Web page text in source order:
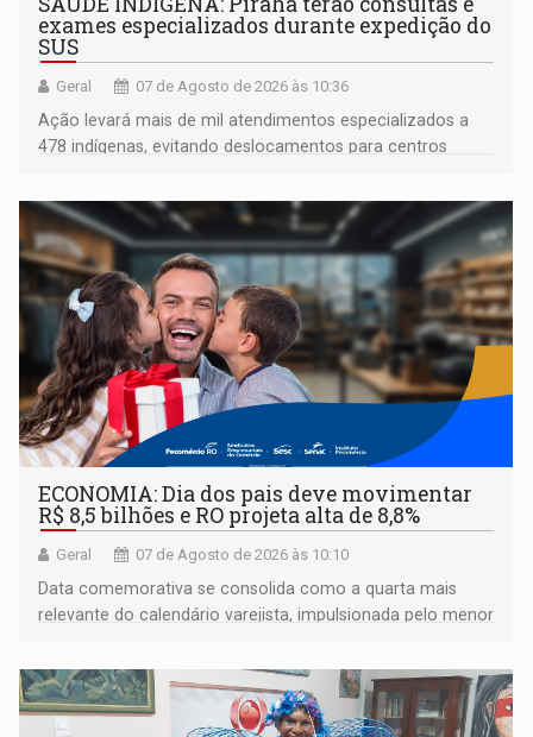
exames especializados durante expedição do
SUS
Geral 07 de Agosto de 2026 às 10:36
Ação levará mais de mil atendimentos especializados a
478 indígenas, evitando deslocamentos para centros
ECONOMIA: Dia dos pais deve movimentar
R$ 8,5 bilhões e RO projeta alta de 8,8%
Geral 07 de Agosto de 2026 às 10:10
Data comemorativa se consolida como a quarta mais
relevante do calendário varejista, impulsionada pelo menor
média do trabalhador